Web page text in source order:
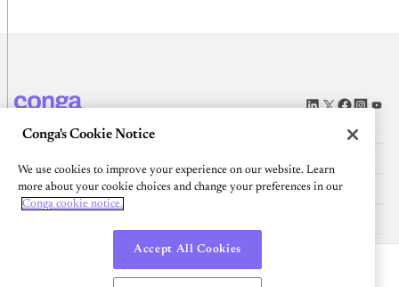
Plateforme
Communauté
Conga's Cookie Notice
We use cookies to improve your experience on our website. Learn
more about your cookie choices and change your preferences in our
Conga cookie notice.
Accept All Cookies